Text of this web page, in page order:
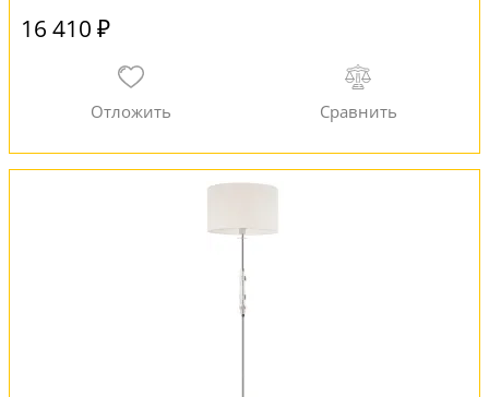
16 410 ₽